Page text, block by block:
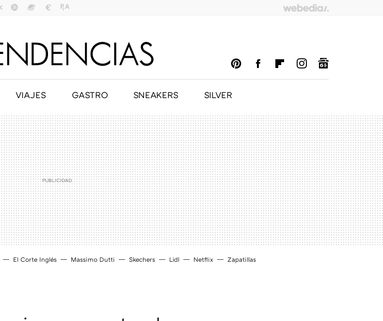
VIAJES GASTRO SNEAKERS SILVER
El Corte Inglés Massimo Dutti Skechers Lidl Netflix Zapatillas